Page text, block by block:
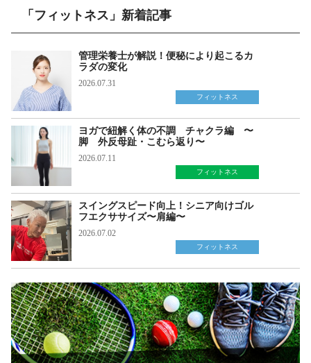
「フィットネス」新着記事
管理栄養士が解説！便秘により起こるカ
ラダの変化
2026.07.31
フィットネス
ヨガで紐解く体の不調 チャクラ編 〜
脚 外反母趾・こむら返り〜
2026.07.11
フィットネス
スイングスピード向上！シニア向けゴル
フエクササイズ〜肩編〜
2026.07.02
フィットネス